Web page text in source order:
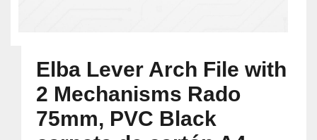
Elba Lever Arch File with
2 Mechanisms Rado
75mm, PVC Black